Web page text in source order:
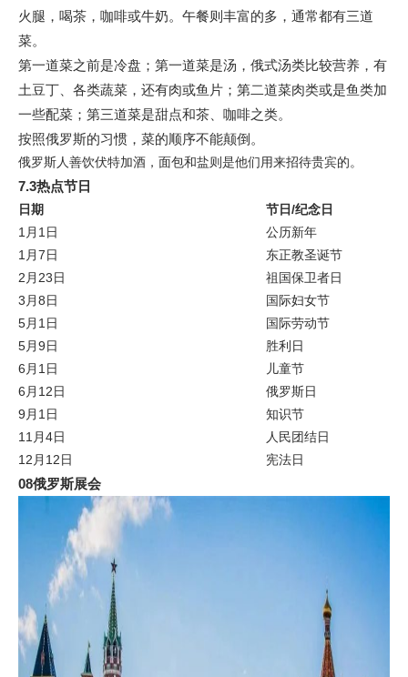
火腿，喝茶，咖啡或牛奶。午餐则丰富的多，通常都有三道
菜。
第一道菜之前是冷盘；第一道菜是汤，俄式汤类比较营养，有
土豆丁、各类蔬菜，还有肉或鱼片；第二道菜肉类或是鱼类加
一些配菜；第三道菜是甜点和茶、咖啡之类。
按照俄罗斯的习惯，菜的顺序不能颠倒。
俄罗斯人善饮伏特加酒，面包和盐则是他们用来招待贵宾的。
7.3热点节日
日期
节日/纪念日
1月1日
公历新年
1月7日
东正教圣诞节
2月23日
祖国保卫者日
3月8日
国际妇女节
5月1日
国际劳动节
5月9日
胜利日
6月1日
儿童节
6月12日
俄罗斯日
9月1日
知识节
11月4日
人民团结日
12月12日
宪法日
08俄罗斯展会